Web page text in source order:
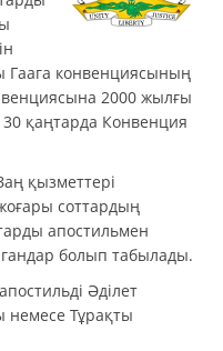
Гаага конвенциясының
2000 жылғы
қаңтарда Конвенция
қызметтері
соттардың
апостильмен
болып табылады.
Әділет
немесе Тұрақты